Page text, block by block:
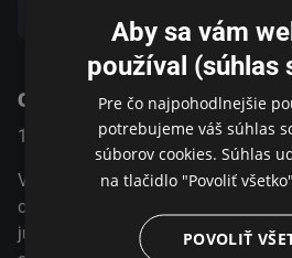
a stal sa jej najúspešnejším
viac ako 3 milióny dolárov. Film
rovnomenného románu Victora
veľkolepými kulisami
ako aj Chaneyho výkonom v úlohe
Tento film katapultoval Chaneyho,
herca, medzi hollywoodske hviezdy
stanoviť štandard pre mnohé
Chaneyho Fantóma opery z roku
O programe
1923 USA Dráma / Historický
V Paríži 15. storočia Jehan, zlý brat
cigánke Esmeralde a prikáže
ju chytil. Vojenský kapitán
Aby sa vám
používal (súhlas
Pre čo najpohodlnejšie
potrebujeme váš súhlas
súborov cookies. Súhlas
na tlačidlo "Povoliť
POVOLIŤ